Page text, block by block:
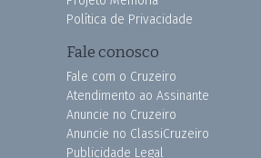
Política de Privacidade
Fale conosco
Fale com o Cruzeiro
Atendimento ao Assinante
Anuncie no Cruzeiro
Anuncie no ClassiCruzeiro
Publicidade Legal